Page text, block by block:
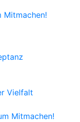
Mitmachen!
Vielfalt
Mitmachen!